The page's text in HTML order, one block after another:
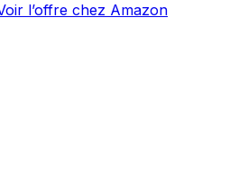
l’offre chez Amazon